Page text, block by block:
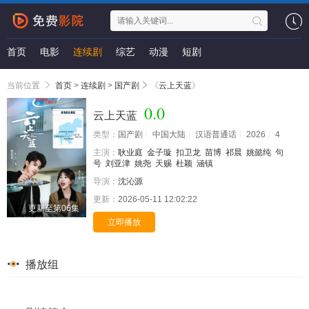
首页 电影 连续剧 综艺 动漫 短剧
当前位置 首页 > 连续剧 > 国产剧 《云上天蓝》
更新至第06集
云上天蓝 0.0
类型： 国产剧 中国大陆 汉语普通话 2026
4
主演： 耿业庭 金子璇 扣卫龙 苗博 祁晨 姚懿纯 句
号 刘亚津 姚尧 天赐 杜颖 涵镇
导演： 沈沁源
更新： 2026-05-11 12:02:22
立即播放
播放组